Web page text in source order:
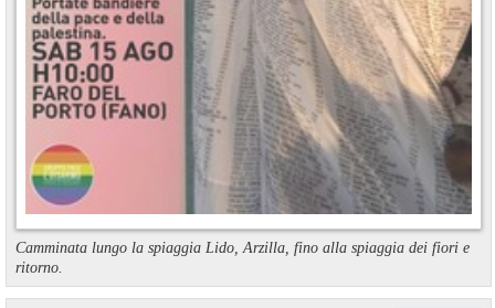
Camminata lungo la spiaggia Lido, Arzilla, fino alla spiaggia dei fiori e
ritorno.